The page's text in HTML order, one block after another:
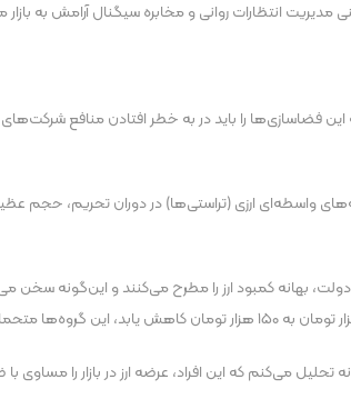
انتظارات روانی و مخابره سیگنال آرامش به
این فضاسازی‌ها را باید در به خطر افتادن منافع
ارزی (تراستی‌ها) در دوران تحریم، حجم عظیمی
بهانه کمبود ارز را مطرح می‌کنند و این‌گونه
می‌کنم که این افراد، عرضه ارز در بازار را مساوی